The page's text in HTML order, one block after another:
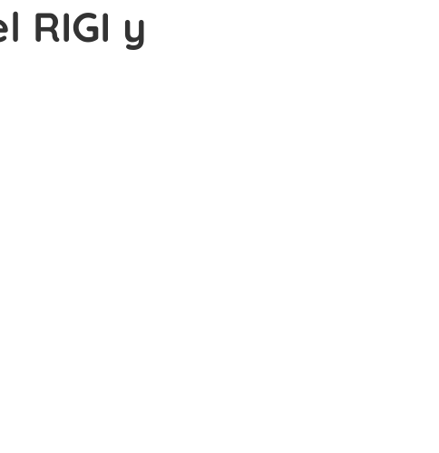
RIGI y